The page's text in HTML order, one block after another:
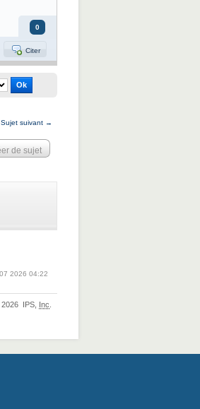
0
Citer
Sujet suivant →
de sujet
2026 04:22
IPS, Inc